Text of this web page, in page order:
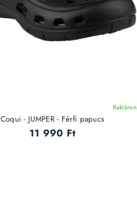
Raktáron
Coqui - JUMPER - Férfi papucs
11 990 Ft